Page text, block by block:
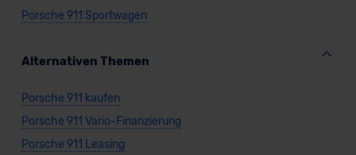
Porsche 911 Sportwagen
Alternativen Themen
Porsche 911 kaufen
Porsche 911 Vario-Finanzierung
Porsche 911 Leasing